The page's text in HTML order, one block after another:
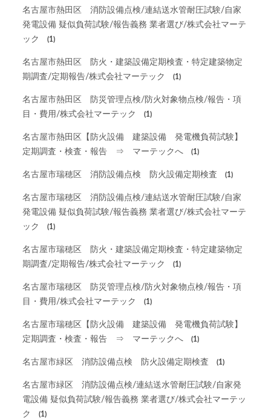
名古屋市熱田区 消防設備点検/連結送水管耐圧試験/自家
発電設備 疑似負荷試験/報告義務 業者選び/株式会社マーテ
ック
(1)
名古屋市熱田区 防火・建築設備定期検査・特定建築物定
期調査/定期報告/株式会社マーテック
(1)
名古屋市熱田区 防災管理点検/防火対象物点検/報告・項
目・費用/株式会社マーテック
(1)
名古屋市熱田区【防火設備 建築設備 発電機負荷試験】
定期調査・検査・報告 ⇒ マーテックへ
(1)
名古屋市瑞穂区 消防設備点検 防火設備定期検査 (1)
名古屋市瑞穂区 消防設備点検/連結送水管耐圧試験/自家
発電設備 疑似負荷試験/報告義務 業者選び/株式会社マーテ
ック
(1)
名古屋市瑞穂区 防火・建築設備定期検査・特定建築物定
期調査/定期報告/株式会社マーテック
(1)
名古屋市瑞穂区 防災管理点検/防火対象物点検/報告・項
目・費用/株式会社マーテック
(1)
名古屋市瑞穂区【防火設備 建築設備 発電機負荷試験】
定期調査・検査・報告 ⇒ マーテックへ
(1)
名古屋市緑区 消防設備点検 防火設備定期検査 (1)
名古屋市緑区 消防設備点検/連結送水管耐圧試験/自家発
電設備 疑似負荷試験/報告義務 業者選び/株式会社マーテッ
ク
(1)